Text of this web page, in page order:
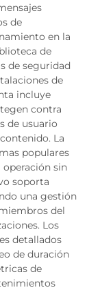
de
en la
de
de seguridad
de
incluye
contra
de usuario
La
populares
sin
soporta
una gestión
del
Los
detallados
de duración
de